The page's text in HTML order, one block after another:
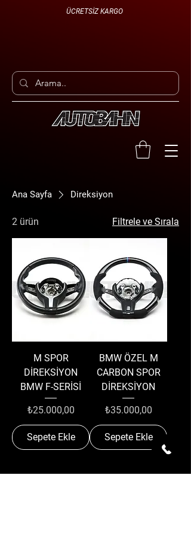
ÜCRETSİZ KARGO
Ana Sayfa Direksiyon
2 ürün Filtrele ve Sırala
M SPOR
DİREKSİYON
BMW F-SERİSİ
Fiyat
₺25.000,00
Sepete Ekle
BMW ÖZEL M
CARBON SPOR
DİREKSİYON
Fiyat
₺35.000,00
Sepete Ekle